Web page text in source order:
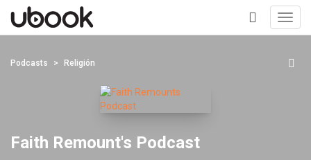
+
Podcasts Religión
Faith Remount's Podcast